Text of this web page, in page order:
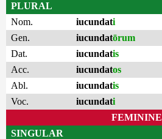
PLURAL
Nom.
iucundati
Gen.
iucundatōrum
Dat.
iucundatis
Acc.
iucundatos
Abl.
iucundatis
Voc.
iucundati
FEMININE
SINGULAR